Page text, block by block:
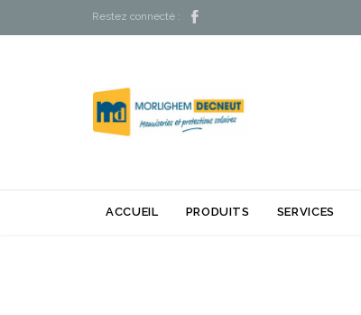
Restez connecté : 
ACCUEIL PRODUITS SERVICES